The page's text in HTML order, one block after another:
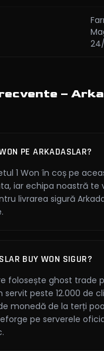
–
PE ARKADASLAR?
1 Won în coș pe
iar echipa noastră
livrarea sigură
BUY WON SIGUR?
folosește ghost trade
servit peste 12.000 de
monedă de la terți
pe serverele